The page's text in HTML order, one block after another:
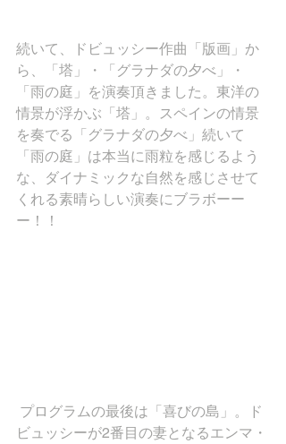
続いて、ドビュッシー作曲「版画」か
ら、「塔」・「グラナダの夕べ」・
「雨の庭」を演奏頂きました。東洋の
情景が浮かぶ「塔」。スペインの情景
を奏でる「グラナダの夕べ」続いて
「雨の庭」は本当に雨粒を感じるよう
な、ダイナミックな自然を感じさせて
くれる素晴らしい演奏にブラボーー
ー！！
ビュッシーが2番目の妻となるエンマ・